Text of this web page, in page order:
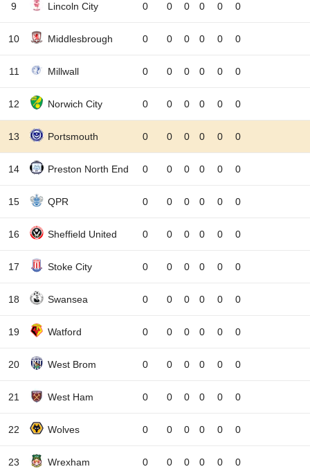
9 Lincoln City 0 0 0 0 0 0
10 Middlesbrough 0 0 0 0 0 0
11 Millwall 0 0 0 0 0 0
12 Norwich City 0 0 0 0 0 0
13 Portsmouth 0 0 0 0 0 0
14 Preston North End 0 0 0 0 0 0
15 QPR 0 0 0 0 0 0
16 Sheffield United 0 0 0 0 0 0
17 Stoke City 0 0 0 0 0 0
18 Swansea 0 0 0 0 0 0
19 Watford 0 0 0 0 0 0
20 West Brom 0 0 0 0 0 0
21 West Ham 0 0 0 0 0 0
22 Wolves 0 0 0 0 0 0
23 Wrexham 0 0 0 0 0 0